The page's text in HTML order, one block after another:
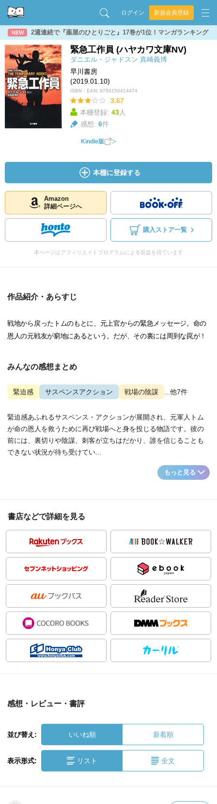
ログイン 新規会員登録
NEW 2週連続で『薬屋のひとりごと』17巻が1位！マンガランキング
緊急工作員 (ハヤカワ文庫NV)
ダニエル・ジャドスン 真崎義博
早川書房
(2019.01.10)
ISBN・EAN: 9784150414474
3.67
本棚登録: 43人
感想: 6件
Kindle版
本棚に登録する
Amazon
詳細ページへ
購入ストア一覧
本ページはアフィリエイトプログラムによる収益を得ています
作品紹介・あらすじ
戦地から戻ったトムのもとに、元上官からの緊急メッセージ。命の
恩人の元戦友が窮地にあるという。だが、その裏には周到な罠が！
みんなの感想まとめ
緊迫感 サスペンスアクション 戦場の陰謀 ...他7件
緊迫感あふれるサスペンス・アクションが展開され、元軍人トム
が命の恩人を救うために再び戦場へと身を投じる物語です。彼の
前には、裏切りや陰謀、刺客が立ちはだかり、誰を信じることも
できない状況が待ち受けてい...
もっと見る
書店などで詳細を見る
感想・レビュー・書評
並び替え: いいね順 新着順
表示形式: リスト 全文